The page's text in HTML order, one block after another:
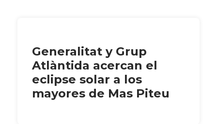
Generalitat y Grup
Atlàntida acercan el
eclipse solar a los
mayores de Mas Piteu